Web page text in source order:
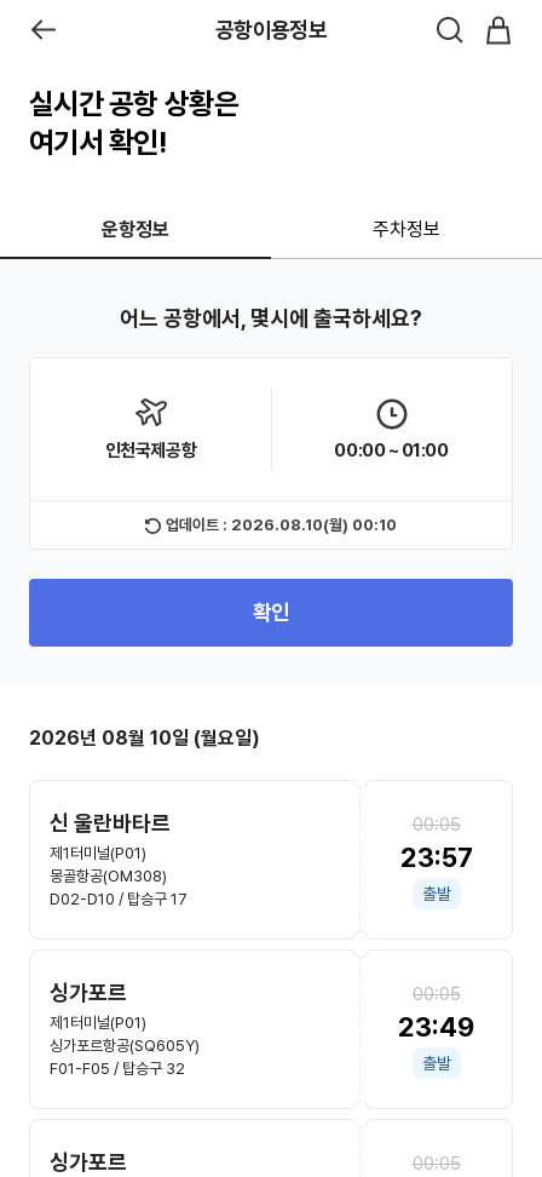
공항이용정보
실시간 공항 상황은
여기서 확인!
운항정보 주차정보
어느 공항에서, 몇시에 출국하세요?
인천국제공항 00:00 ~ 01:00
업데이트 : 2026.08.10(월) 00:10
확인
2026년 08월 10일 (월요일)
신 울란바타르
제1터미널(P01)
몽골항공(OM308)
D02-D10 / 탑승구 17
00:05
23:57
출발
싱가포르
제1터미널(P01)
싱가포르항공(SQ605Y)
F01-F05 / 탑승구 32
00:05
23:49
출발
싱가포르 00:05